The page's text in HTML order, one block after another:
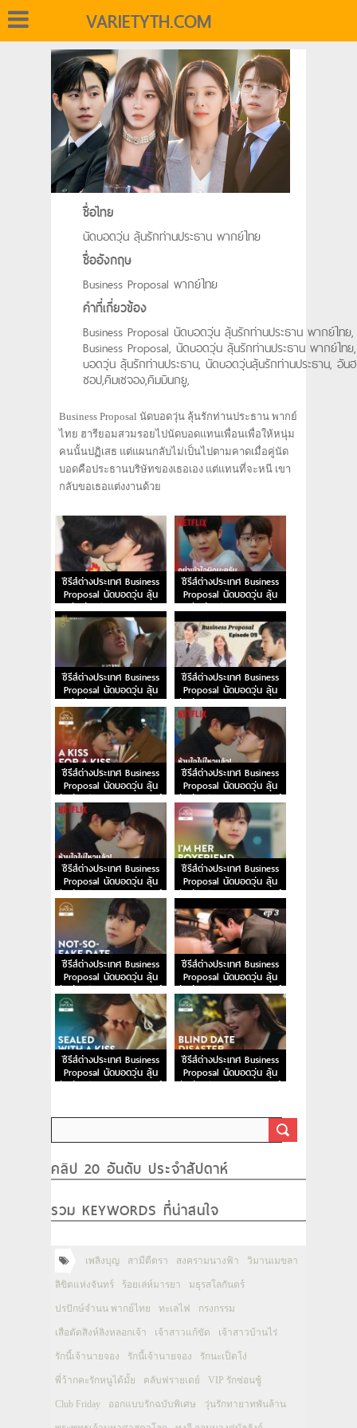
VARIETYTH.COM
ชื่อไทย
นัดบอดวุ่น ลุ้นรักท่านประธาน พากย์ไทย
ชื่ออังกฤษ
Business Proposal พากย์ไทย
คำที่เกี่ยวข้อง
Business Proposal นัดบอดวุ่น ลุ้นรักท่านประธาน พากย์ไทย,
Business Proposal, นัดบอดวุ่น ลุ้นรักท่านประธาน พากย์ไท
บอดวุ่น ลุ้นรักท่านประธาน, นัดบอดวุ่นลุ้นรักท่านประธาน, อันฮ
ซอป,คิมเซจอง,คิมมินกยู,
Business Proposal นัดบอดวุ่น ลุ้นรักท่านประธาน พากย์
ไทย ฮารียอมสวมรอยไปนัดบอดแทนเพื่อนเพื่อให้หนุ่ม
คนนั้นปฏิเสธ แต่แผนกลับไม่เป็นไปตามคาดเมื่อคู่นัด
บอดคือประธานบริษัทของเธอเอง แต่แทนที่จะหนี เขา
กลับขอเธอแต่งงานด้วย
ซีรีส์ต่างประเทศ Business
Proposal นัดบอดวุ่น ลุ้น
รักท่านประธาน EP.12
พากย์ไทย
ซีรีส์ต่างประเทศ Business
Proposal นัดบอดวุ่น ลุ้น
รักท่านประธาน EP.11
พากย์ไทย
ซีรีส์ต่างประเทศ Business
Proposal นัดบอดวุ่น ลุ้น
รักท่านประธาน EP.10
พากย์ไทย
ซีรีส์ต่างประเทศ Business
Proposal นัดบอดวุ่น ลุ้น
รักท่านประธาน EP.9 พากย์
ซีรีส์ต่างประเทศ Business
Proposal นัดบอดวุ่น ลุ้น
รักท่านประธาน EP.8 พากย์
ซีรีส์ต่างประเทศ Business
Proposal นัดบอดวุ่น ลุ้น
รักท่านประธาน EP.7 พากย์
ไทย
ซีรีส์ต่างประเทศ Business
Proposal นัดบอดวุ่น ลุ้น
รักท่านประธาน EP.6 พากย์
ไทย
ซีรีส์ต่างประเทศ Business
Proposal นัดบอดวุ่น ลุ้น
รักท่านประธาน EP.5 พากย์
ไทย
ซีรีส์ต่างประเทศ Business
Proposal นัดบอดวุ่น ลุ้น
รักท่านประธาน EP.4 พากย์
ไทย
ซีรีส์ต่างประเทศ Business
Proposal นัดบอดวุ่น ลุ้น
รักท่านประธาน EP.3 พากย์
ไทย
ซีรีส์ต่างประเทศ Business
Proposal นัดบอดวุ่น ลุ้น
รักท่านประธาน EP.2 พากย์
ซีรีส์ต่างประเทศ Business
Proposal นัดบอดวุ่น ลุ้น
รักท่านประธาน EP.1 พากย์
คลิป 20 อันดับ ประจำสัปดาห์
รวม KEYWORDS ที่น่าสนใจ
เพลิงบุญ สามีตีตรา สงครามนางฟ้า วิมานเมขลา
ลิขิตแห่งจันทร์ ร้อยเล่ห์มารยา มธุรสโลกันตร์
ปรปักษ์จำนน พากย์ไทย ทะเลไฟ กรงกรรม
เสือตัดสิงห์ลิงหลอกเจ้า เจ้าสาวแก้ขัด เจ้าสาวบ้านไร่
รักนี้เจ้านายจอง รักนี้เจ้านายจอง รักนะเป็ดโง่
พี่ว้ากคะรักหนูได้มั้ย คลับฟรายเดย์ VIP รักซ่อนชู้
Club Friday ออกแบบรักฉบับพิเศษ วุ่นรักทายาทพันล้าน